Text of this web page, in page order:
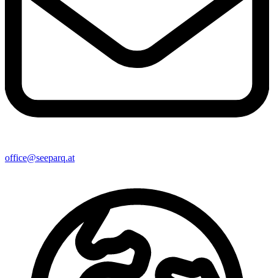
office@seeparq.at